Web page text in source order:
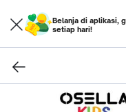
Belanja di aplikasi,
setiap hari!